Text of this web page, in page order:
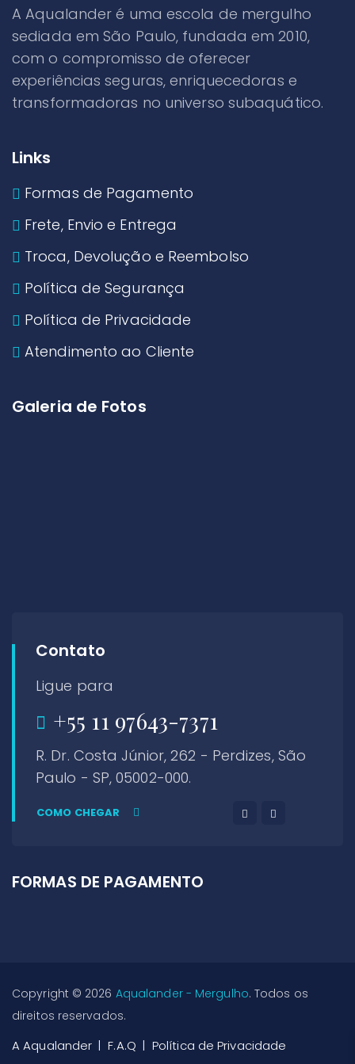
A Aqualander é uma escola de mergulho
sediada em São Paulo, fundada em 2010,
com o compromisso de oferecer
experiências seguras, enriquecedoras e
transformadoras no universo subaquático.
Links
Formas de Pagamento
Frete, Envio e Entrega
Troca, Devolução e Reembolso
Política de Segurança
Política de Privacidade
Atendimento ao Cliente
Galeria de Fotos
Contato
Ligue para
+55 11 97643-7371
R. Dr. Costa Júnior, 262 - Perdizes, São
Paulo - SP, 05002-000.
COMO CHEGAR
FORMAS DE PAGAMENTO
Copyright © 2026 Aqualander - Mergulho. Todos os
direitos reservados.
A Aqualander F.A.Q Política de Privacidade